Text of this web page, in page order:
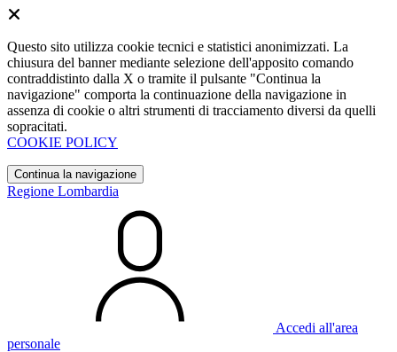
Questo sito utilizza cookie tecnici e statistici anonimizzati. La
chiusura del banner mediante selezione dell'apposito comando
contraddistinto dalla X o tramite il pulsante "Continua la
navigazione" comporta la continuazione della navigazione in
assenza di cookie o altri strumenti di tracciamento diversi da quelli
sopracitati.
COOKIE POLICY
Continua la navigazione
Regione Lombardia
Accedi all'area
personale